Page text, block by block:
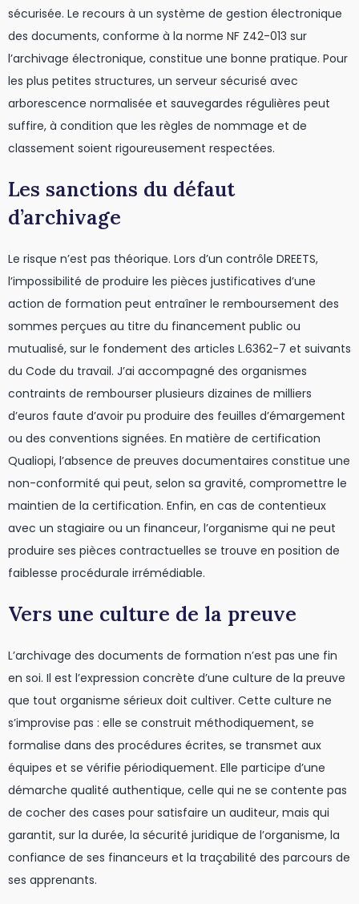
sécurisée. Le recours à un système de gestion électronique
des documents, conforme à la norme NF Z42-013 sur
l’archivage électronique, constitue une bonne pratique. Pour
les plus petites structures, un serveur sécurisé avec
arborescence normalisée et sauvegardes régulières peut
suffire, à condition que les règles de nommage et de
classement soient rigoureusement respectées.
Les sanctions du défaut
d’archivage
Le risque n’est pas théorique. Lors d’un contrôle DREETS,
l’impossibilité de produire les pièces justificatives d’une
action de formation peut entraîner le remboursement des
sommes perçues au titre du financement public ou
mutualisé, sur le fondement des articles L.6362-7 et suivants
du Code du travail. J’ai accompagné des organismes
contraints de rembourser plusieurs dizaines de milliers
d’euros faute d’avoir pu produire des feuilles d’émargement
ou des conventions signées. En matière de certification
Qualiopi, l’absence de preuves documentaires constitue une
non-conformité qui peut, selon sa gravité, compromettre le
maintien de la certification. Enfin, en cas de contentieux
avec un stagiaire ou un financeur, l’organisme qui ne peut
produire ses pièces contractuelles se trouve en position de
faiblesse procédurale irrémédiable.
Vers une culture de la preuve
L’archivage des documents de formation n’est pas une fin
en soi. Il est l’expression concrète d’une culture de la preuve
que tout organisme sérieux doit cultiver. Cette culture ne
s’improvise pas : elle se construit méthodiquement, se
formalise dans des procédures écrites, se transmet aux
équipes et se vérifie périodiquement. Elle participe d’une
démarche qualité authentique, celle qui ne se contente pas
de cocher des cases pour satisfaire un auditeur, mais qui
garantit, sur la durée, la sécurité juridique de l’organisme, la
confiance de ses financeurs et la traçabilité des parcours de
ses apprenants.